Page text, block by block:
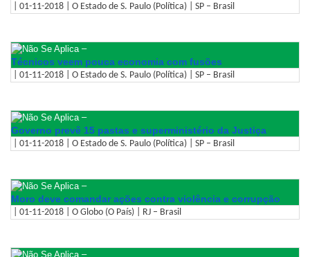
| 01-11-2018 | O Estado de S. Paulo (Política) | SP – Brasil
–
Técnicos veem pouca economia com fusões
| 01-11-2018 | O Estado de S. Paulo (Política) | SP – Brasil
–
Governo prevê 15 pastas e superministério da Justiça
| 01-11-2018 | O Estado de S. Paulo (Política) | SP – Brasil
–
Moro deve comandar ações contra violência e corrupção
| 01-11-2018 | O Globo (O País) | RJ – Brasil
–